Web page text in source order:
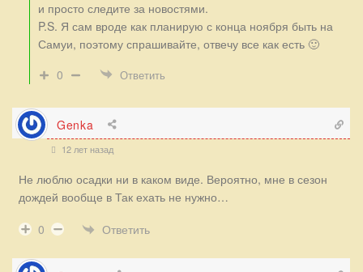
и просто следите за новостями.
P.S. Я сам вроде как планирую с конца ноября быть на
Самуи, поэтому спрашивайте, отвечу все как есть 🙂
0
Ответить
Genka
12 лет назад
Не люблю осадки ни в каком виде. Вероятно, мне в сезон
дождей вообще в Так ехать не нужно…
0
Ответить